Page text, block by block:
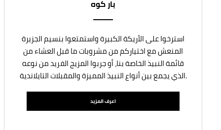
بار كوه
استرخوا على الأريكة الكبيرة واستمتعوا بنسيم الجزيرة
المنعش مع اختياركم من مشروبات ما قبل العشاء من
قائمة النبيذ الخاصة بنا، أو جربوا المزيج الفريد من نوعه
الذي يجمع بين أنواع النبيذ المميزة والمقبلات التايلاندية.
اعرف المزيد